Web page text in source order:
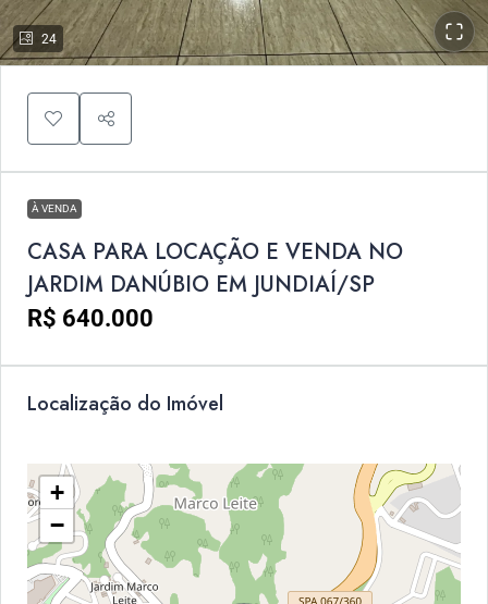
24
À VENDA
CASA PARA LOCAÇÃO E VENDA NO
JARDIM DANÚBIO EM JUNDIAÍ/SP
R$ 640.000
Localização do Imóvel
+
−